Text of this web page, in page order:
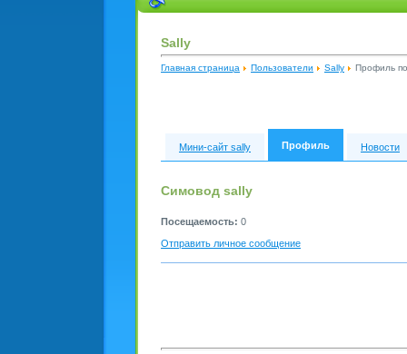
Sally
Главная страница Пользователи Sally Профиль
Мини-сайт sally Профиль Новости
Симовод sally
Посещаемость: 0
Отправить личное сообщение